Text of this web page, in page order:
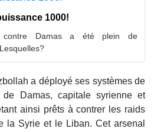
1000!
contre Damas a été plein de
a déployé ses systèmes de
Damas, capitale syrienne et
ainsi prêts à contrer les raids
la Syrie et le Liban. Cet arsenal